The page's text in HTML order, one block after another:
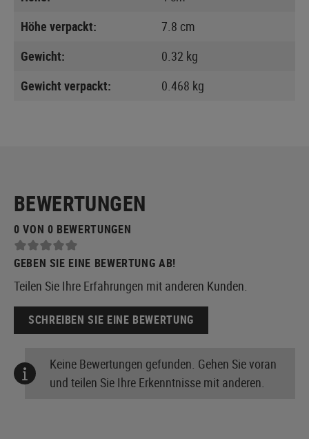
Höhe verpackt:
7.8 cm
Gewicht:
0.32 kg
Gewicht verpackt:
0.468 kg
BEWERTUNGEN
0 VON 0 BEWERTUNGEN
GEBEN SIE EINE BEWERTUNG AB!
Teilen Sie Ihre Erfahrungen mit anderen Kunden.
SCHREIBEN SIE EINE BEWERTUNG
Keine Bewertungen gefunden. Gehen Sie voran
und teilen Sie Ihre Erkenntnisse mit anderen.